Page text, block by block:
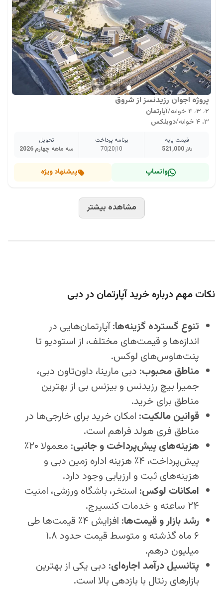
پروژه اجوان رزیدنسز از شروق
۲، ۳، ۴ خوابه /آپارتمان
۳، ۴ خوابه
/دوبلکس
قیمت پایه
521,000 دلار
برنامه پرداخت
10
20
70
تحویل
سه ماهه چهارم 2026
واتساپ پیشنهاد ویژه
مشاهده بیشتر
نکات مهم درباره خرید آپارتمان در دبی
تنوع گسترده گزینه‌ها: آپارتمان‌هایی در
اندازه‌ها و قیمت‌های مختلف، از استودیو تا
پنت‌هاوس‌های لوکس.
مناطق محبوب: دبی مارینا، داون‌تاون دبی،
جمیرا بیچ رزیدنس و بیزنس بی از بهترین
مناطق برای خرید.
قوانین مالکیت: امکان خرید برای خارجی‌ها در
مناطق فری هولد فراهم است.
هزینه‌های پیش‌پرداخت و جانبی
: معمولا ۲۰٪
پیش‌پرداخت، ۴٪ هزینه اداره زمین دبی و
هزینه‌های ثبت و ارزیابی وجود دارد.
امکانات لوکس: استخر، باشگاه ورزشی، امنیت
۲۴ ساعته و خدمات کنسیرج.
رشد بازار و قیمت‌ها
: افزایش ۴٪ قیمت‌ها طی
۶ ماه گذشته و متوسط قیمت حدود ۱.۸
میلیون درهم.
پتانسیل درآمد اجاره‌ای: دبی یکی از بهترین
بازارهای رنتال با بازدهی بالا است.